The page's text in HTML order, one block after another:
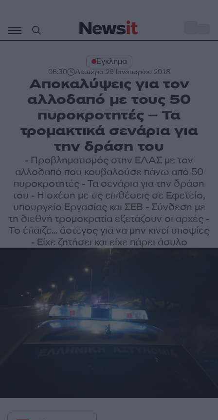
περιεχόμενο
Έγκλημα
06:30 Δευτέρα 29 Ιανουαρίου 2018
Αποκαλύψεις για τον
αλλοδαπό με τους 50
πυροκροτητές – Τα
τρομακτικά σενάρια για
την δράση του
- Προβληματισμός στην ΕΛΑΣ με τον
αλλοδαπό που κουβαλούσε πάνω από 50
πυροκροτητές - Τα σενάρια για την δράση
του - Η σχέση με τις επιθέσεις σε Εφετείο,
υπουργείο Εργασίας και ΣΕΒ - Σύνδεση με
τη διεθνή τρομοκρατία εξετάζουν οι αρχές -
Το έπαιζε... άστεγος για να μην κινεί υποψίες
- Είχε ζητήσει και είχε πάρει άσυλο